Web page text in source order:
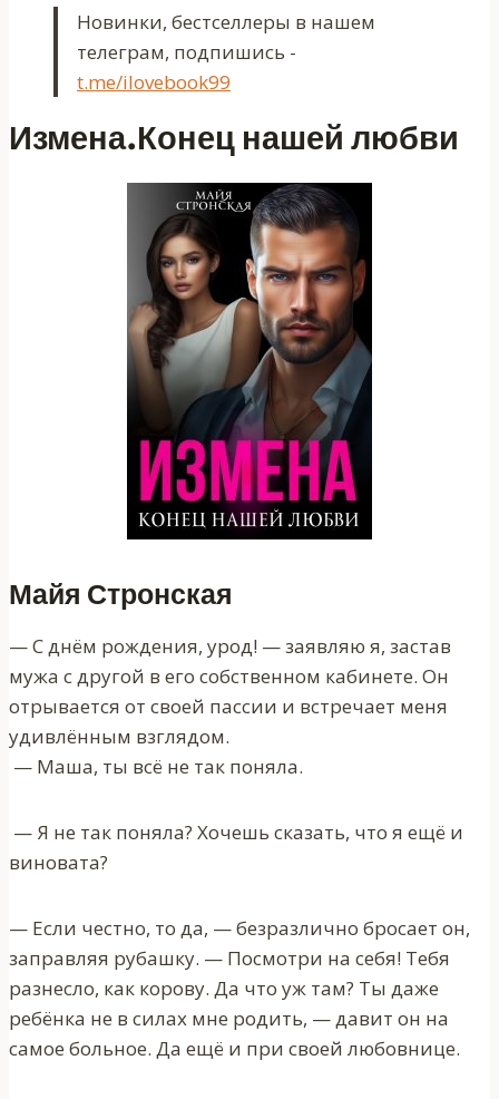
Новинки, бестселлеры в нашем
телеграм, подпишись -
t.me/ilovebook99
Измена.Конец нашей любви
Майя Стронская
— С днём рождения, урод! — заявляю я, застав
мужа с другой в его собственном кабинете. Он
отрывается от своей пассии и встречает меня
удивлённым взглядом.
— Маша, ты всё не так поняла.
— Я не так поняла? Хочешь сказать, что я ещё и
виновата?
— Если честно, то да, — безразлично бросает он,
заправляя рубашку. — Посмотри на себя! Тебя
разнесло, как корову. Да что уж там? Ты даже
ребёнка не в силах мне родить, — давит он на
самое больное. Да ещё и при своей любовнице.